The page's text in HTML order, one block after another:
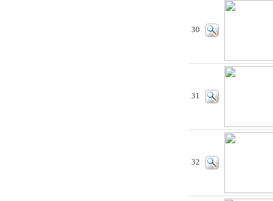
30
31
32